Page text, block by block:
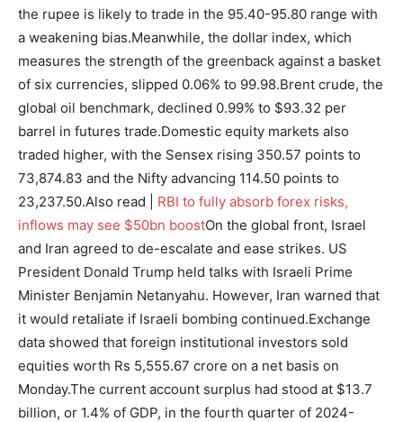
the rupee is likely to trade in the 95.40-95.80 range with
a weakening bias.Meanwhile, the dollar index, which
measures the strength of the greenback against a basket
of six currencies, slipped 0.06% to 99.98.Brent crude, the
global oil benchmark, declined 0.99% to $93.32 per
barrel in futures trade.Domestic equity markets also
traded higher, with the Sensex rising 350.57 points to
73,874.83 and the Nifty advancing 114.50 points to
23,237.50.Also read | RBI to fully absorb forex risks,
inflows may see $50bn boostOn the global front, Israel
and Iran agreed to de-escalate and ease strikes. US
President Donald Trump held talks with Israeli Prime
Minister Benjamin Netanyahu. However, Iran warned that
it would retaliate if Israeli bombing continued.Exchange
data showed that foreign institutional investors sold
equities worth Rs 5,555.67 crore on a net basis on
Monday.The current account surplus had stood at $13.7
billion, or 1.4% of GDP, in the fourth quarter of 2024-